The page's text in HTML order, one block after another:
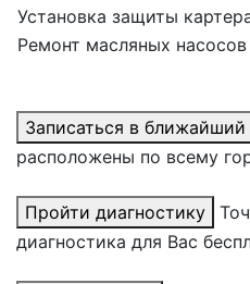
Установка защиты
Ремонт масляных насосов
Записаться в ближайший
расположены по всему
Пройти диагностику
диагностика для Вас